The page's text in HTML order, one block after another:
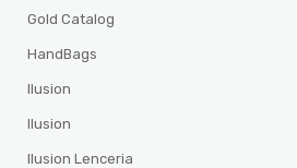
Gold Catalog
HandBags
Ilusion
Ilusion
Ilusion Lenceria